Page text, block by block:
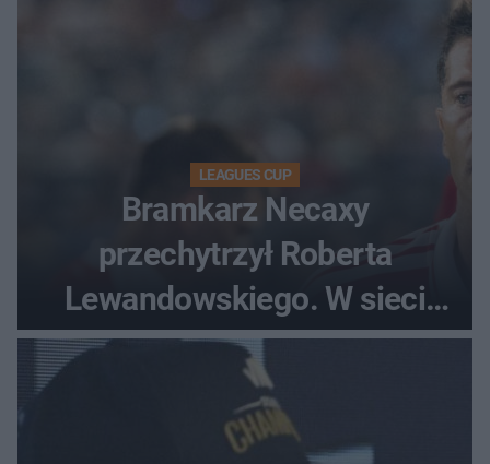
LEAGUES CUP
Bramkarz Necaxy
przechytrzył Roberta
Lewandowskiego. W sieci
krąży wideo z tego pojedynku